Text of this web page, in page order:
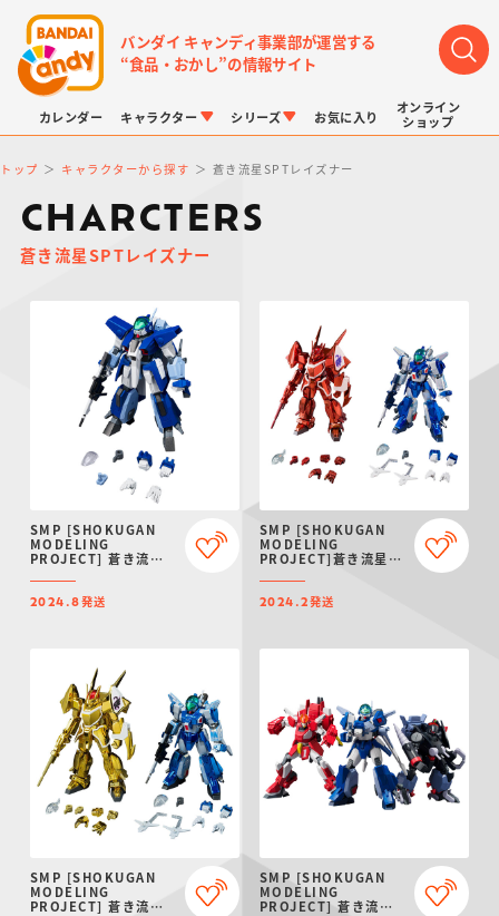
バンダイ キャンディ事業部が運営する
“食品・おかし”の情報サイト
カレンダー キャラクター
ズ
PROJECT R.E.D.・
スーパー戦隊シリー
ズ
ガンダムシリーズ
ポケットモンスター
アンパンマン
サンリオキャラクタ
ーズ
たまご
シリーズ
つりグミ
にふぉるめーしょん
＆スクエアシール
SMPシリーズ
ポケモンスケールワ
ールド
キャラデコ
お気に入り
オンライン
ショップ
トップ キャラクターから探す 蒼き流星SPTレイズナー
CHARCTERS
蒼き流星SPTレイズナー
SMP [SHOKUGAN
MODELING
PROJECT] 蒼き流星
ナーMARK II【プレミ
アムバンダイ限定】
2024.8発送
SMP [SHOKUGAN
MODELING
PROJECT]蒼き流星
ーレイズナー＆ザカー
ル 歪む宇宙セット
2024.2発送
SMP [SHOKUGAN
MODELING
PROJECT] 蒼き流星
SMP [SHOKUGAN
MODELING
PROJECT] 蒼き流星